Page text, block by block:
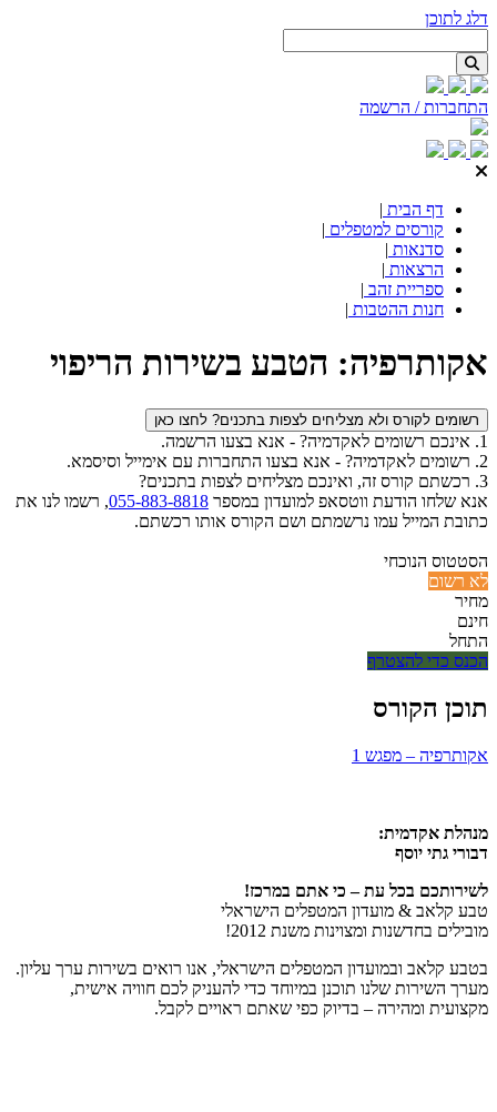
דלג לתוכן
התחברות / הרשמה
דף הבית |
קורסים למטפלים |
סדנאות |
הרצאות |
ספריית זהב |
חנות ההטבות |
אקותרפיה: הטבע בשירות הריפוי
רשומים לקורס ולא מצליחים לצפות בתכנים? לחצו כאן
1. אינכם רשומים לאקדמיה? - אנא בצעו הרשמה.
2. רשומים לאקדמיה? - אנא בצעו התחברות עם אימייל וסיסמא.
3. רכשתם קורס זה, ואינכם מצליחים לצפות בתכנים?
אנא שלחו הודעת ווטסאפ למועדון במספר 055-883-8818, רשמו לנו את
כתובת המייל עמו נרשמתם ושם הקורס אותו רכשתם.
הסטטוס הנוכחי
לא רשום
מחיר
חינם
התחל
הכנס כדי להצטרף
תוכן הקורס
אקותרפיה – מפגש 1
מנהלת אקדמית:
דבורי גתי יוסף
לשירותכם בכל עת – כי אתם במרכז!
טבע קלאב & מועדון המטפלים הישראלי
מובילים בחדשנות ומצוינות משנת 2012!
בטבע קלאב ובמועדון המטפלים הישראלי, אנו רואים בשירות ערך עליון.
מערך השירות שלנו תוכנן במיוחד כדי להעניק לכם חוויה אישית,
מקצועית ומהירה – בדיוק כפי שאתם ראויים לקבל.